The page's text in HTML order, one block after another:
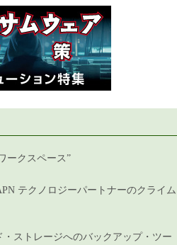
ークスペース”
テクノロジーパートナーのクライム
・ストレージへのバックアップ・ツー